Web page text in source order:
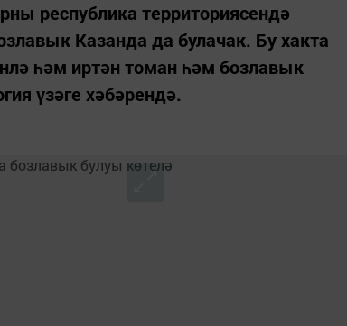
республика территориясендә
Казанда да булачак. Бу хакта
һәм иртән томан һәм бозлавык
үзәге хәбәрендә.